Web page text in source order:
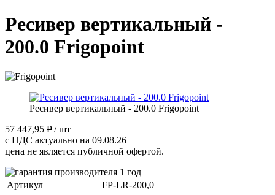
Ресивер вертикальный -
200.0 Frigopoint
Ресивер вертикальный - 200.0 Frigopoint
57 447,95 P / шт
с НДС актуально на 09.08.26
цена не является публичной офертой.
Артикул
FP-LR-200,0